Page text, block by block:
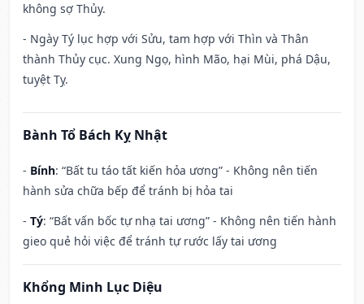
không sợ Thủy.
- Ngày Tý lục hợp với Sửu, tam hợp với Thìn và Thân
thành Thủy cục. Xung Ngọ, hình Mão, hại Mùi, phá Dậu,
tuyệt Tỵ.
Bành Tổ Bách Kỵ Nhật
- Bính: “Bất tu táo tất kiến hỏa ương” - Không nên tiến
hành sửa chữa bếp để tránh bị hỏa tai
- Tý: “Bất vấn bốc tự nhạ tai ương” - Không nên tiến hành
gieo quẻ hỏi việc để tránh tự rước lấy tai ương
Khổng Minh Lục Diệu